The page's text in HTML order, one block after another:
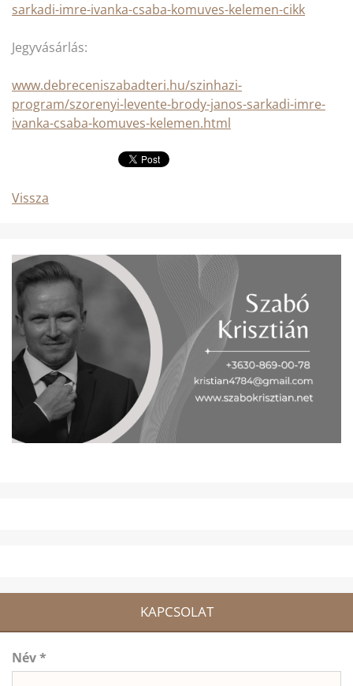
sarkadi-imre-ivanka-csaba-komuves-kelemen-cikk
Jegyvásárlás:
www.debreceniszabadteri.hu/szinhazi-
program/szorenyi-levente-brody-janos-sarkadi-imre-
ivanka-csaba-komuves-kelemen.html
Vissza
KAPCSOLAT
Név *